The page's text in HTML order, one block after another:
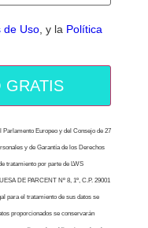
de Uso, y la Política
GRATIS
Europeo y del Consejo de 27
y de Garantía de los Derechos
tratamiento por parte de LWS
DE PARCENT Nº 8, 1º, C.P. 29001
para el tratamiento de sus datos se
proporcionados se conservarán